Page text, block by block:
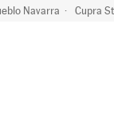
Navarra Cupra